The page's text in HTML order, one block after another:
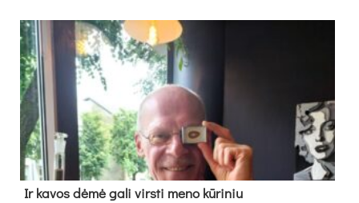
Ir ka­vos dė­mė ga­li virs­ti me­no kū­ri­niu